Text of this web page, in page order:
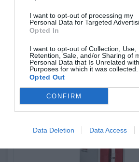
I want to opt-out of processing my
Personal Data for Targeted
Opted In
I want to opt-out of Collection, Use,
Retention, Sale, and/or Sharing of
Personal Data that Is Unrelated
Purposes for which it was collected.
Opted Out
CONFIRM
Data Deletion Data Access
Xmelt Central adhesive supply Xfeed
Xmelt Central adhesive supply Xfeed
Pogledaj još